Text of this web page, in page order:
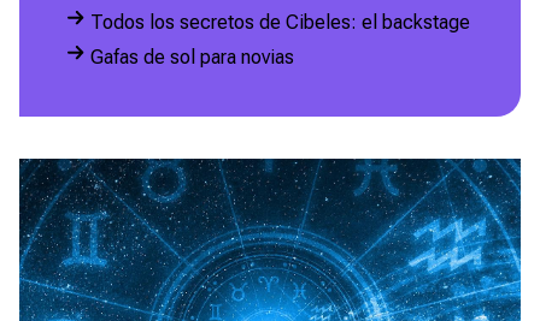
Todos los secretos de Cibeles: el backstage
Gafas de sol para novias